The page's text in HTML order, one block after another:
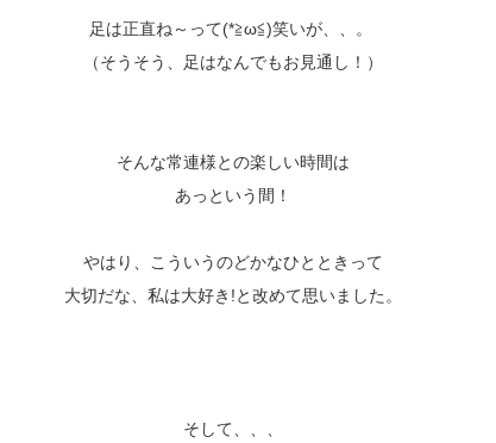
足は正直ね～って(*≧ω≦)笑いが、、。
（そうそう、足はなんでもお見通し！）
そんな常連様との楽しい時間は
あっという間！
やはり、こういうのどかなひとときって
大切だな、私は大好き!と改めて思いました。
そして、、、